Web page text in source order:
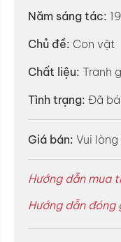
Năm sáng tác:
Chủ đề: Con vật
Chất liệu: Tranh
Tình trạng: Đã
Giá bán: Vui
Hướng dẫn mua
Hướng dẫn đóng